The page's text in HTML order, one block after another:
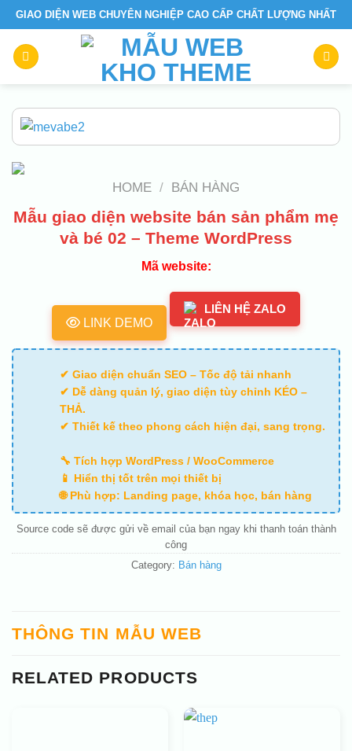
Skip
to
content
GIAO DIỆN WEB CHUYÊN NGHIỆP CAO CẤP CHẤT LƯỢNG NHẤT
HOME / BÁN HÀNG
Mẫu giao diện website bán sản phẩm mẹ
và bé 02 – Theme WordPress
Mã website:
LINK DEMO
LIÊN HỆ ZALO
✔ Giao diện chuẩn SEO – Tốc độ tải nhanh
✔ Dễ dàng quản lý, giao diện tùy chỉnh KÉO –
THẢ.
✔ Thiết kế theo phong cách hiện đại, sang trọng.
🔧 Tích hợp WordPress / WooCommerce
📱 Hiển thị tốt trên mọi thiết bị
🌐 Phù hợp: Landing page, khóa học, bán hàng
Source code sẽ được gửi về email của bạn ngay khi thanh toán thành
công
Category: Bán hàng
THÔNG TIN MẪU WEB
RELATED PRODUCTS